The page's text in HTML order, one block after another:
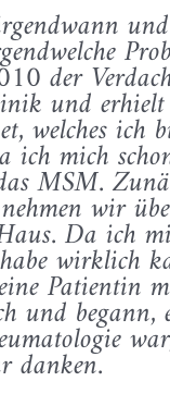
der
und erhielt
welches
ich mich
MSM.
wir
Da ich
wirklich
Patientin
begann,
danken.